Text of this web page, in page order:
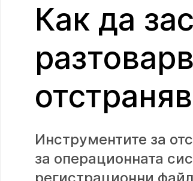
Как да
Инструментите за
за операционната